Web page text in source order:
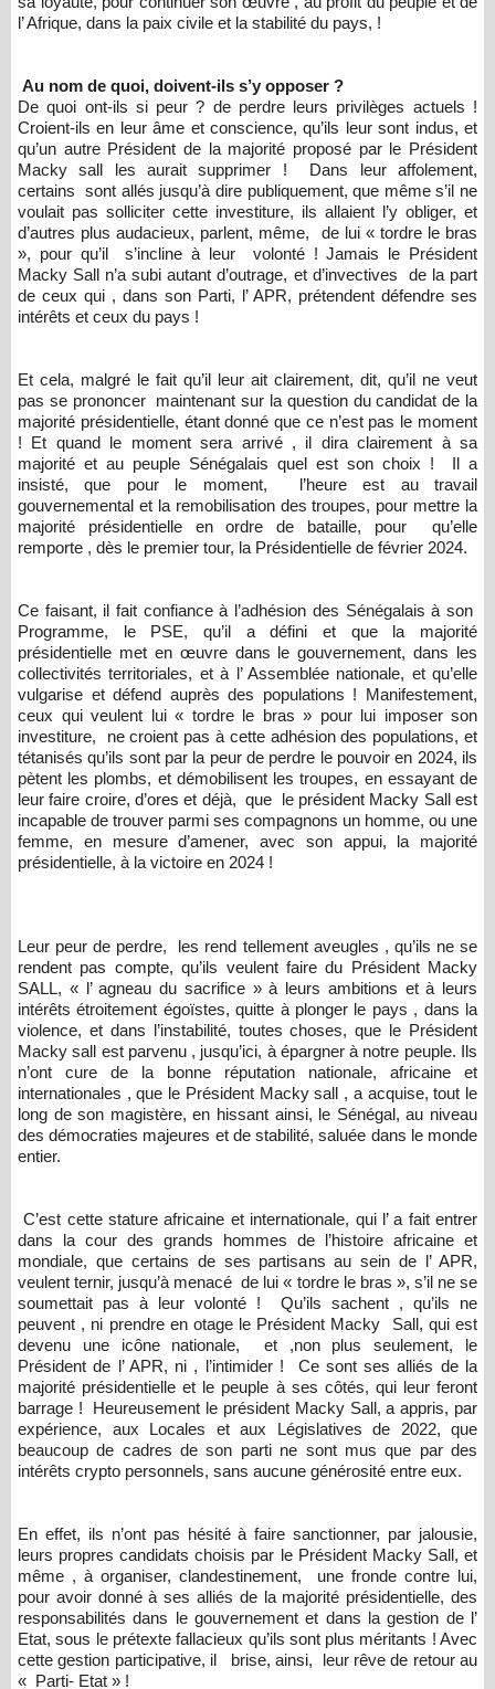
l’ Afrique, dans la paix civile et la stabilité du pays, !
Au nom de quoi, doivent-ils s’y opposer ?
De quoi ont-ils si peur ? de perdre leurs privilèges actuels !
Croient-ils en leur âme et conscience, qu’ils leur sont indus, et
qu’un autre Président de la majorité proposé par le Président
Macky sall les aurait supprimer ! Dans leur affolement,
certains sont allés jusqu’à dire publiquement, que même s’il ne
voulait pas solliciter cette investiture, ils allaient l’y obliger, et
d’autres plus audacieux, parlent, même, de lui « tordre le bras
», pour qu’il s’incline à leur volonté ! Jamais le Président
Macky Sall n’a subi autant d’outrage, et d’invectives de la part
de ceux qui , dans son Parti, l’ APR, prétendent défendre ses
intérêts et ceux du pays !
Et cela, malgré le fait qu’il leur ait clairement, dit, qu’il ne veut
pas se prononcer maintenant sur la question du candidat de la
majorité présidentielle, étant donné que ce n’est pas le moment
! Et quand le moment sera arrivé , il dira clairement à sa
majorité et au peuple Sénégalais quel est son choix ! Il a
insisté, que pour le moment, l’heure est au travail
gouvernemental et la remobilisation des troupes, pour mettre la
majorité présidentielle en ordre de bataille, pour qu’elle
remporte , dès le premier tour, la Présidentielle de février 2024.
Ce faisant, il fait confiance à l’adhésion des Sénégalais à son
Programme, le PSE, qu’il a défini et que la majorité
présidentielle met en œuvre dans le gouvernement, dans les
collectivités territoriales, et à l’ Assemblée nationale, et qu’elle
vulgarise et défend auprès des populations ! Manifestement,
ceux qui veulent lui « tordre le bras » pour lui imposer son
investiture, ne croient pas à cette adhésion des populations, et
tétanisés qu’ils sont par la peur de perdre le pouvoir en 2024, ils
pètent les plombs, et démobilisent les troupes, en essayant de
leur faire croire, d’ores et déjà, que le président Macky Sall est
incapable de trouver parmi ses compagnons un homme, ou une
femme, en mesure d’amener, avec son appui, la majorité
présidentielle, à la victoire en 2024 !
Leur peur de perdre, les rend tellement aveugles , qu’ils ne se
rendent pas compte, qu’ils veulent faire du Président Macky
SALL, « l’ agneau du sacrifice » à leurs ambitions et à leurs
intérêts étroitement égoïstes, quitte à plonger le pays , dans la
violence, et dans l’instabilité, toutes choses, que le Président
Macky sall est parvenu , jusqu’ici, à épargner à notre peuple. Ils
n’ont cure de la bonne réputation nationale, africaine et
internationales , que le Président Macky sall , a acquise, tout le
long de son magistère, en hissant ainsi, le Sénégal, au niveau
des démocraties majeures et de stabilité, saluée dans le monde
entier.
C’est cette stature africaine et internationale, qui l’ a fait entrer
dans la cour des grands hommes de l’histoire africaine et
mondiale, que certains de ses partisans au sein de l’ APR,
veulent ternir, jusqu’à menacé de lui « tordre le bras », s’il ne se
soumettait pas à leur volonté ! Qu’ils sachent , qu’ils ne
peuvent , ni prendre en otage le Président Macky Sall, qui est
devenu une icône nationale, et ,non plus seulement, le
Président de l’ APR, ni , l’intimider ! Ce sont ses alliés de la
majorité présidentielle et le peuple à ses côtés, qui leur feront
barrage ! Heureusement le président Macky Sall, a appris, par
expérience, aux Locales et aux Législatives de 2022, que
beaucoup de cadres de son parti ne sont mus que par des
intérêts crypto personnels, sans aucune générosité entre eux.
En effet, ils n’ont pas hésité à faire sanctionner, par jalousie,
leurs propres candidats choisis par le Président Macky Sall, et
même , à organiser, clandestinement, une fronde contre lui,
pour avoir donné à ses alliés de la majorité présidentielle, des
responsabilités dans le gouvernement et dans la gestion de l’
Etat, sous le prétexte fallacieux qu’ils sont plus méritants ! Avec
cette gestion participative, il brise, ainsi, leur rêve de retour au
« Parti- Etat » !